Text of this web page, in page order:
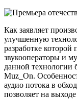
Как заявляет
улучшенную
разработке
звукооператоры и
данной технологии
Muz_On.
аудио потока в
позволяет на